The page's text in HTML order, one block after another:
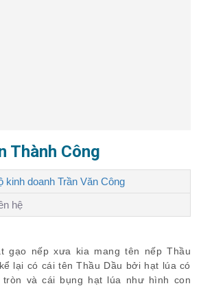
Thành Công
kinh doanh Trần Văn Công
hệ
gạo nếp xưa kia mang tên nếp Thầu
lại có cái tên Thầu Dầu bởi hạt lúa có
tròn và cái bụng hạt lúa như hình con